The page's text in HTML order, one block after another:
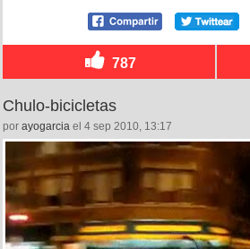
787
Chulo-bicicletas
por ayogarcia el 4 sep 2010, 13:17